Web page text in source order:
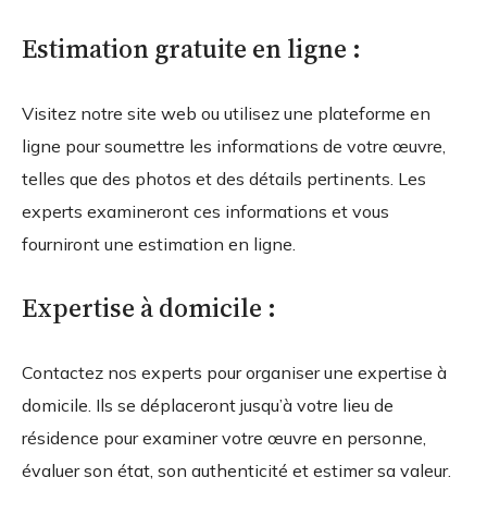
Estimation gratuite en ligne :
Visitez notre site web ou utilisez une plateforme en
ligne pour soumettre les informations de votre œuvre,
telles que des photos et des détails pertinents. Les
experts examineront ces informations et vous
fourniront une estimation en ligne.
Expertise à domicile :
Contactez nos experts pour organiser une expertise à
domicile. Ils se déplaceront jusqu’à votre lieu de
résidence pour examiner votre œuvre en personne,
évaluer son état, son authenticité et estimer sa valeur.